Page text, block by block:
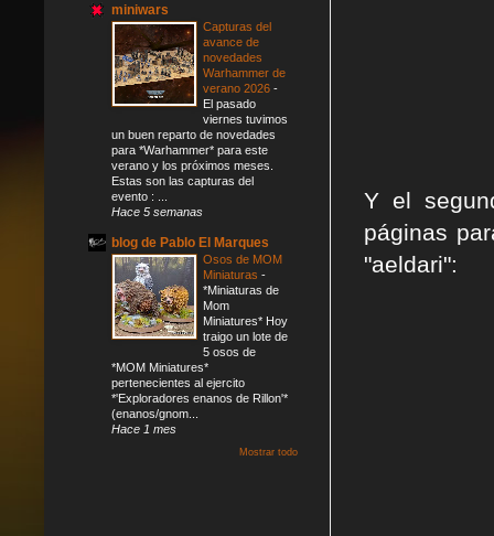
Y el
páginas
"aeldari":
miniwars
Capturas del
avance de
novedades
Warhammer de
verano 2026 -
El pasado
viernes tuvimos
un buen reparto de novedades
para *Warhammer* para este
verano y los próximos meses.
Estas son las capturas del
evento : ...
Hace 5 semanas
blog de Pablo El Marques
Osos de MOM
Miniaturas -
*Miniaturas de
Mom
Miniatures* Hoy
traigo un lote de
5 osos de
*MOM Miniatures*
pertenecientes al ejercito
*'Exploradores enanos de Rillon'*
(enanos/gnom...
Hace 1 mes
Mostrar todo